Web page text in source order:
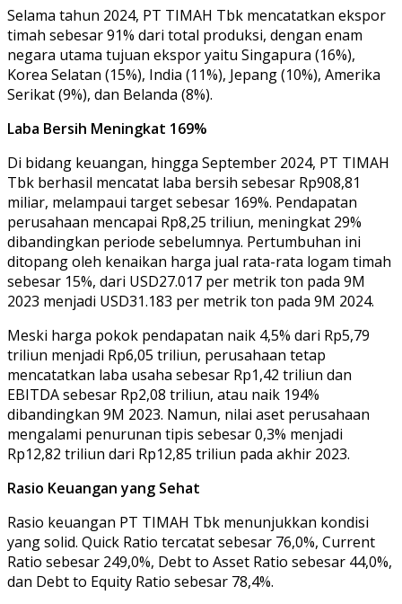
Selama tahun 2024, PT TIMAH Tbk mencatatkan ekspor
timah sebesar 91% dari total produksi, dengan enam
negara utama tujuan ekspor yaitu Singapura (16%),
Korea Selatan (15%), India (11%), Jepang (10%), Amerika
Serikat (9%), dan Belanda (8%).
Laba Bersih Meningkat 169%
Di bidang keuangan, hingga September 2024, PT TIMAH
Tbk berhasil mencatat laba bersih sebesar Rp908,81
miliar, melampaui target sebesar 169%. Pendapatan
perusahaan mencapai Rp8,25 triliun, meningkat 29%
dibandingkan periode sebelumnya. Pertumbuhan ini
ditopang oleh kenaikan harga jual rata-rata logam timah
sebesar 15%, dari USD27.017 per metrik ton pada 9M
2023 menjadi USD31.183 per metrik ton pada 9M 2024.
Meski harga pokok pendapatan naik 4,5% dari Rp5,79
triliun menjadi Rp6,05 triliun, perusahaan tetap
mencatatkan laba usaha sebesar Rp1,42 triliun dan
EBITDA sebesar Rp2,08 triliun, atau naik 194%
dibandingkan 9M 2023. Namun, nilai aset perusahaan
mengalami penurunan tipis sebesar 0,3% menjadi
Rp12,82 triliun dari Rp12,85 triliun pada akhir 2023.
Rasio Keuangan yang Sehat
Rasio keuangan PT TIMAH Tbk menunjukkan kondisi
yang solid. Quick Ratio tercatat sebesar 76,0%, Current
Ratio sebesar 249,0%, Debt to Asset Ratio sebesar 44,0%,
dan Debt to Equity Ratio sebesar 78,4%.